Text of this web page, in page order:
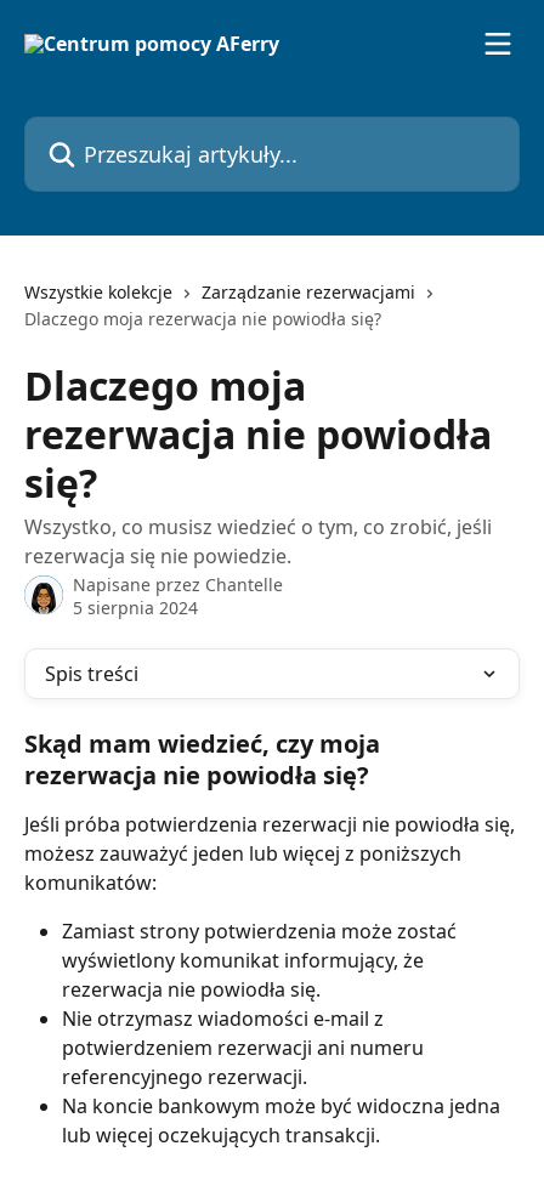
Przeszukaj artykuły...
Wszystkie kolekcje
Zarządzanie rezerwacjami
Dlaczego moja rezerwacja nie powiodła się?
Dlaczego moja
rezerwacja nie powiodła
się?
Wszystko, co musisz wiedzieć o tym, co zrobić, jeśli
rezerwacja się nie powiedzie.
Napisane przez Chantelle
5 sierpnia 2024
Spis treści
Skąd mam wiedzieć, czy moja
rezerwacja nie powiodła się?
Jeśli próba potwierdzenia rezerwacji nie powiodła się,
możesz zauważyć jeden lub więcej z poniższych
komunikatów:
Zamiast strony potwierdzenia może zostać
wyświetlony komunikat informujący, że
rezerwacja nie powiodła się.
Nie otrzymasz wiadomości e-mail z
potwierdzeniem rezerwacji ani numeru
referencyjnego rezerwacji.
Na koncie bankowym może być widoczna jedna
lub więcej oczekujących transakcji.